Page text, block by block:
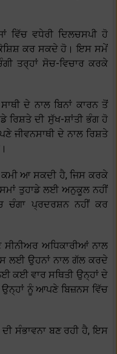
ਵਿੱਚ ਵਧੇਰੀ ਦਿਲਚਸਪੀ ਹੋ
ਕਰ ਸਕਦੇ ਹੋ। ਇਸ ਸਮੇਂ
ਤਰ੍ਹਾਂ ਸੋਚ-ਵਿਚਾਰ ਕਰਕੇ
ਦੇ ਨਾਲ ਬਿਨਾਂ ਕਾਰਨ ਤੋਂ
ਰਿਸ਼ਤੇ ਦੀ ਸੁੱਖ-ਸ਼ਾਂਤੀ ਭੰਗ ਹੋ
ਦੇ ਨਾਲ ਰਿਸ਼ਤੇ
ਕਮੀ ਆ ਸਕਦੀ ਹੈ, ਜਿਸ ਕਰਕੇ
ਤੁਹਾਡੇ ਲਈ ਅਨੁਕੂਲ ਨਹੀਂ
ਚੰਗਾ ਪ੍ਰਦਰਸ਼ਨ ਨਹੀਂ ਕਰ
ਅਧਿਕਾਰੀਆਂ ਨਾਲ
ਲਈ ਉਹਨਾਂ ਨਾਲ ਗੱਲ ਕਰਦੇ
ਕਈ ਵਾਰ ਸਥਿਤੀ ਉਨ੍ਹਾਂ ਦੇ
ਨੂੰ ਆਪਣੇ ਬਿਜ਼ਨਸ ਵਿੱਚ
ਸੰਭਾਵਨਾ ਬਣ ਰਹੀ ਹੈ, ਇਸ